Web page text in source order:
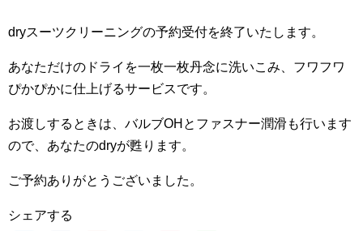
dryスーツクリーニングの予約受付を終了いたします。
あなただけのドライを一枚一枚丹念に洗いこみ、フワフワ
ぴかぴかに仕上げるサービスです。
お渡しするときは、バルブOHとファスナー潤滑も行います
ので、あなたのdryが甦ります。
ご予約ありがとうございました。
シェアする